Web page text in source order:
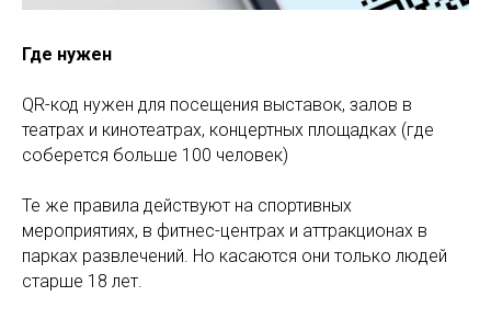
Где нужен
QR-код нужен для посещения выставок, залов в
театрах и кинотеатрах, концертных площадках (где
соберется больше 100 человек)
Те же правила действуют на спортивных
мероприятиях, в фитнес-центрах и аттракционах в
парках развлечений. Но касаются они только людей
старше 18 лет.